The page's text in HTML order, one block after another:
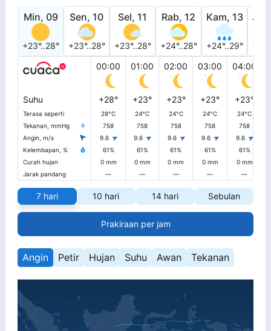
Min, 09
+23°..28°
Sen, 10
+23°..28°
Sel, 11
+23°..28°
Rab, 12
+24°..28°
Kam, 13
+24°..29°
00:00
01:00 02:00 03:00 04:00
Suhu +28° +23° +23° +23° +23°
Terasa seperti 28°C 24°C 24°C 24°C
24°C
Tekanan, mmHg
758 758 758 758
758
Angin, m/s
9.6 9.6 9.6 9.6 9.6
Kelembapan, %
61% 61% 61% 61%
61%
Curah hujan
0 mm 0 mm 0 mm 0 mm 0 mm
Jarak pandang
— — — — —
7 hari 10 hari 14 hari Sebulan
Prakiraan per jam
Angin Petir Hujan Suhu Awan Tekanan